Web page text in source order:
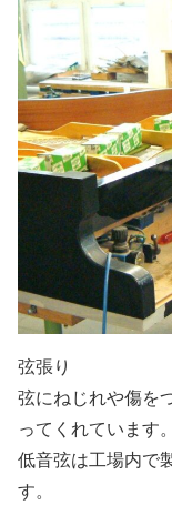
弦張り
弦にねじれや傷を
ってくれています。
低音弦は工場内で
す。